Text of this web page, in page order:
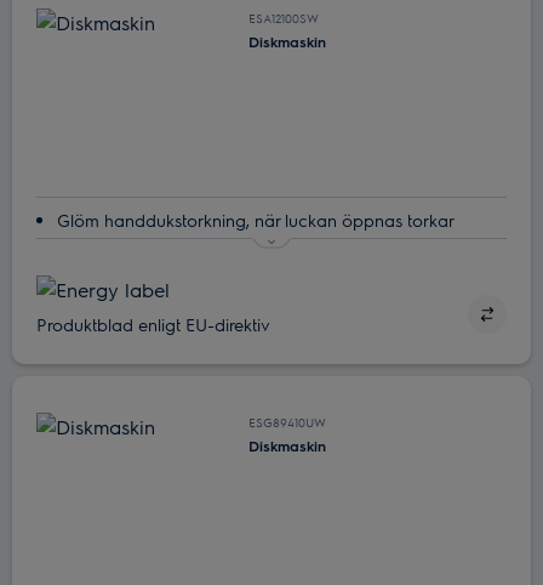
ESA12100SW
Diskmaskin
Glöm handdukstorkning, när luckan öppnas torkar
disken.
Torkar tre gånger bättre med AirDry
Produktblad enligt EU-direktiv
ESG89410UW
Diskmaskin